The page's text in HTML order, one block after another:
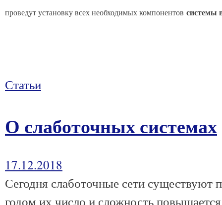
проведут установку всех необходимых компонентов системы
Статьи
О слаботочных системах
17.12.2018
Сегодня слаботочные сети
годом их число и сложность